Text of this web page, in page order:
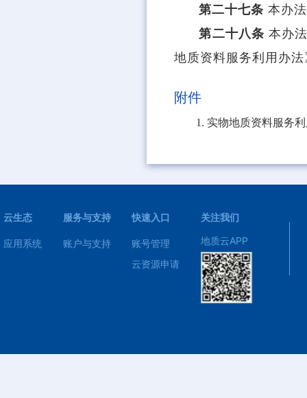
第二十七条本办
第二十八条 本办
地质资料服务利用办
附件
1. 实物地质资料服务
云生态
应用系统
服务与支持
账户与支持
快速入口
账号管理
云资源申请
关注我们
地质云APP